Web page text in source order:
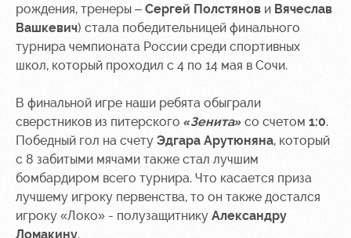
RZD Arena
Events
Fields
rent
Space
rentals
Ice palace
Trials
Локо
Локо-Лето
Our fans
Банковская
«Локомотив»
Wallpapers
A fan card
Loyalty
program
рождения, тренеры – Сергей Полстянов и Вячеслав
Вашкевич) стала победительницей финального
турнира чемпионата России среди спортивных
школ, который проходил с 4 по 14 мая в Сочи.
В финальной игре наши ребята обыграли
сверстников из питерского «Зенита» со счетом 1:0.
Победный гол на счету Эдгара Арутюняна, который
с 8 забитыми мячами также стал лучшим
бомбардиром всего турнира. Что касается приза
лучшему игроку первенства, то он также достался
игроку «Локо» - полузащитнику Александру
Ломакину.